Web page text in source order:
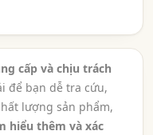
cấp và chịu trách
để bạn dễ tra cứu,
lượng sản phẩm,
hiểu thêm và xác